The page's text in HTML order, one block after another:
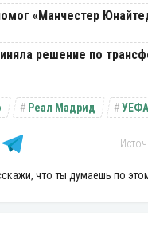
«Манчестер
решение по
Реал Мадрид УЕФА
что ты думаешь по